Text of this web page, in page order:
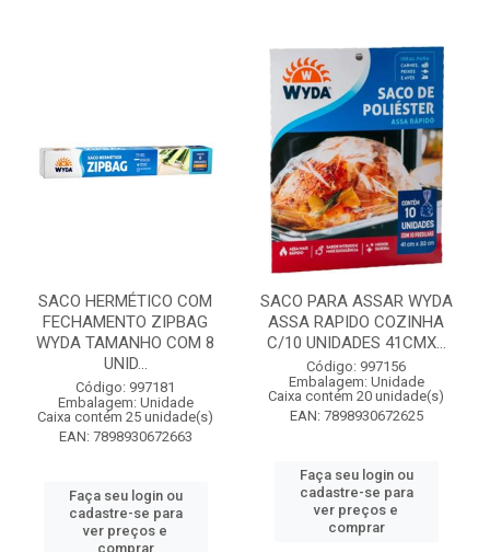
SACO HERMÉTICO COM
FECHAMENTO ZIPBAG
WYDA TAMANHO COM 8
UNID...
Código: 997181
Embalagem: Unidade
Caixa contém 25 unidade(s)
EAN: 7898930672663
Faça seu login ou
cadastre-se para
ver preços e
comprar
SACO PARA ASSAR WYDA
ASSA RAPIDO COZINHA
C/10 UNIDADES 41CMX...
Código: 997156
Embalagem: Unidade
Caixa contém 20 unidade(s)
EAN: 7898930672625
Faça seu login ou
cadastre-se para
ver preços e
comprar